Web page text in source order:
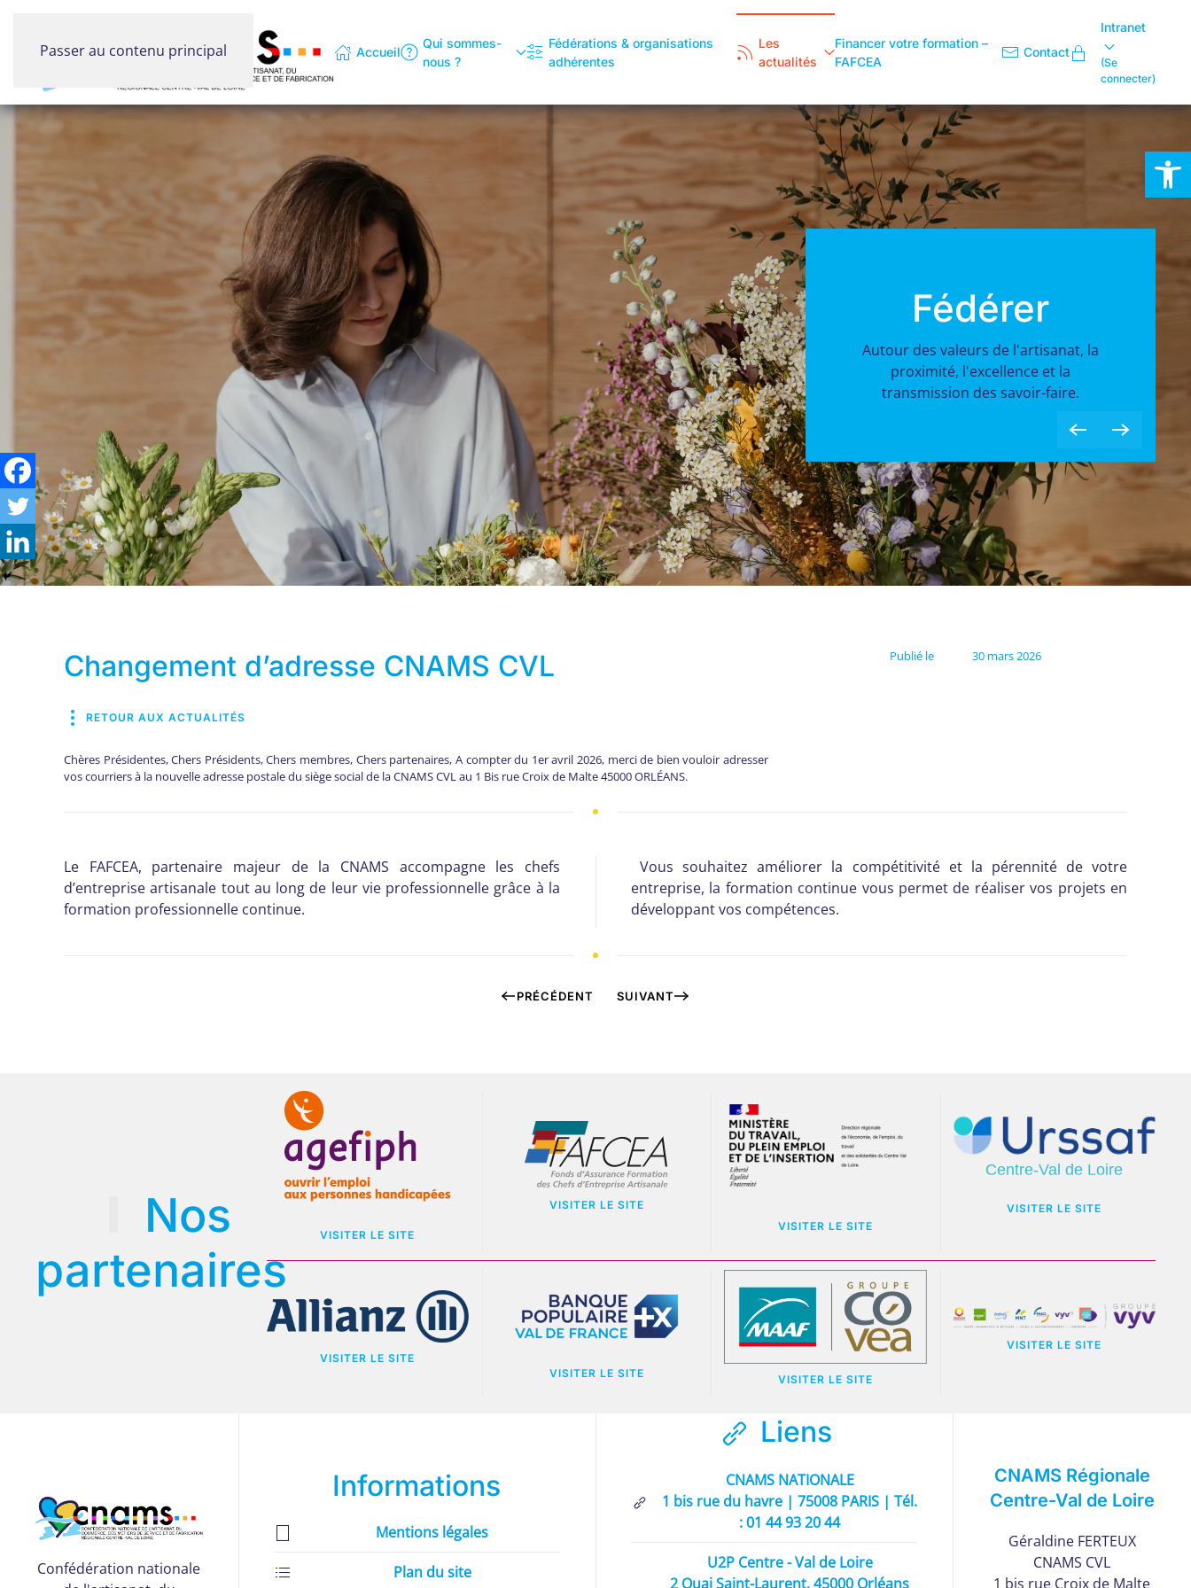
Ouvrir
Passer au contenu principal Accueil
Qui sommes-
nous ?
Fédérations & organisations
adhérentes
Les
actualités
Financer votre formation –
FAFCEA
Contact
Intranet
(Se
connecter)
Fédérer
Autour des valeurs de l'artisanat, la
proximité, l'excellence et la
transmission des savoir-faire.
Changement d’adresse CNAMS CVL
RETOUR AUX ACTUALITÉS
Chères Présidentes, Chers Présidents, Chers membres, Chers partenaires, A compter du 1er avril 2026, merci de bien vouloir adresser
vos courriers à la nouvelle adresse postale du siège social de la CNAMS CVL au 1 Bis rue Croix de Malte 45000 ORLÉANS.
Publié le 30 mars 2026
Le FAFCEA, partenaire majeur de la CNAMS accompagne les chefs
d’entreprise artisanale tout au long de leur vie professionnelle grâce à la
formation professionnelle continue.
Vous souhaitez améliorer la compétitivité et la pérennité de votre
entreprise, la formation continue vous permet de réaliser vos projets en
développant vos compétences.
PRÉCÉDENT SUIVANT
Nos
partenaires
VISITER LE SITE
VISITER LE SITE
VISITER LE SITE
VISITER LE SITE
VISITER LE SITE
VISITER LE SITE
VISITER LE SITE
VISITER LE SITE
Confédération nationale
Informations
Mentions légales
Plan du site
Liens
CNAMS NATIONALE
1 bis rue du havre | 75008 PARIS | Tél.
: 01 44 93 20 44
U2P Centre - Val de Loire
2 Quai Saint-Laurent, 45000 Orléans
CNAMS Régionale
Centre-Val de Loire
Géraldine FERTEUX
CNAMS CVL
1 bis rue Croix de Malte